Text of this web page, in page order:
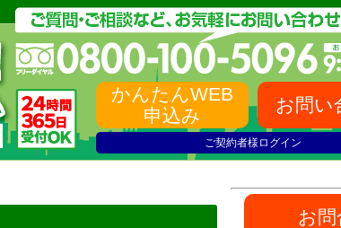
かんたんWEB
申込み
お問い
ご契約者様ログイン
お問